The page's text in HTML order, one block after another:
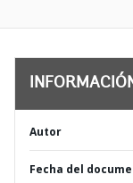
Autor
Fecha del